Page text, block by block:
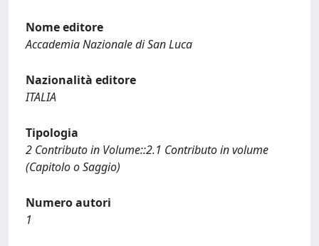
Nome editore
Accademia Nazionale di San Luca
Nazionalità editore
ITALIA
Tipologia
2 Contributo in Volume::2.1 Contributo in volume
(Capitolo o Saggio)
Numero autori
1